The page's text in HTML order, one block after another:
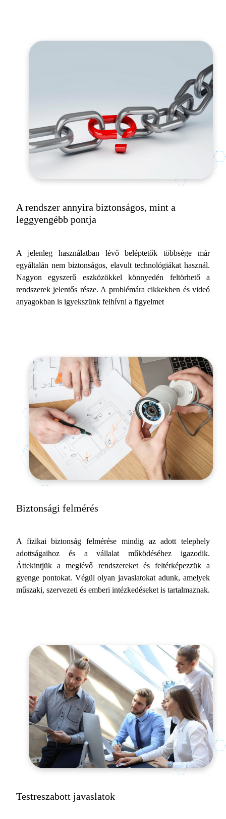
A rendszer annyira biztonságos, mint a
leggyengébb pontja
A jelenleg használatban lévő beléptetők többsége már
egyáltalán nem biztonságos, elavult technológiákat használ.
Nagyon egyszerű eszközökkel könnyedén feltörhető a
rendszerek jelentős része. A problémára cikkekben és videó
anyagokban is igyekszünk felhívni a figyelmet
Biztonsági felmérés
A fizikai biztonság felmérése mindig az adott telephely
adottságaihoz és a vállalat működéséhez igazodik.
Áttekintjük a meglévő rendszereket és feltérképezzük a
gyenge pontokat. Végül olyan javaslatokat adunk, amelyek
műszaki, szervezeti és emberi intézkedéseket is tartalmaznak.
Testreszabott javaslatok